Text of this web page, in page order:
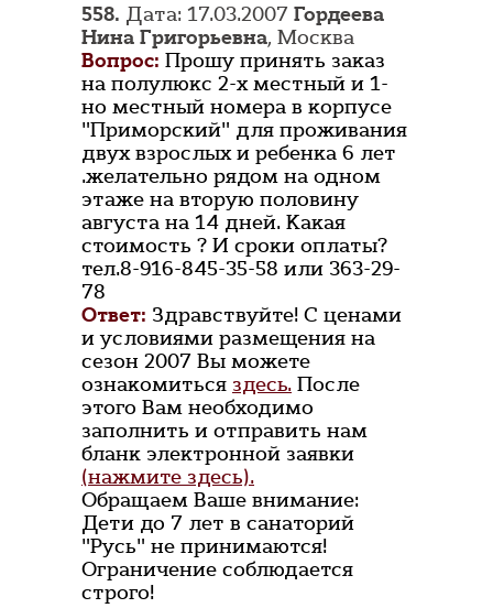
558. Дата: 17.03.2007 Гордеева
Нина Григорьевна, Москва
Вопрос: Прошу принять заказ
на полулюкс 2-х местный и 1-
но местный номера в корпусе
"Приморский" для проживания
двух взрослых и ребенка 6 лет
.желательно рядом на одном
этаже на вторую половину
августа на 14 дней. Какая
стоимость ? И сроки оплаты?
тел.8-916-845-35-58 или 363-29-
78
Ответ: Здравствуйте! С ценами
и условиями размещения на
сезон 2007 Вы можете
ознакомиться здесь. После
этого Вам необходимо
заполнить и отправить нам
бланк электронной заявки
(нажмите здесь).
Обращаем Ваше внимание:
Дети до 7 лет в санаторий
"Русь" не принимаются!
Ограничение соблюдается
строго!